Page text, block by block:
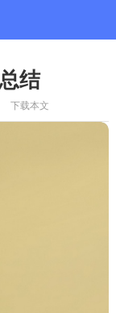
结
下载本文